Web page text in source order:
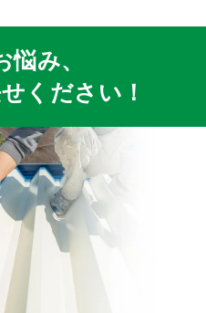
悩み、
ください！